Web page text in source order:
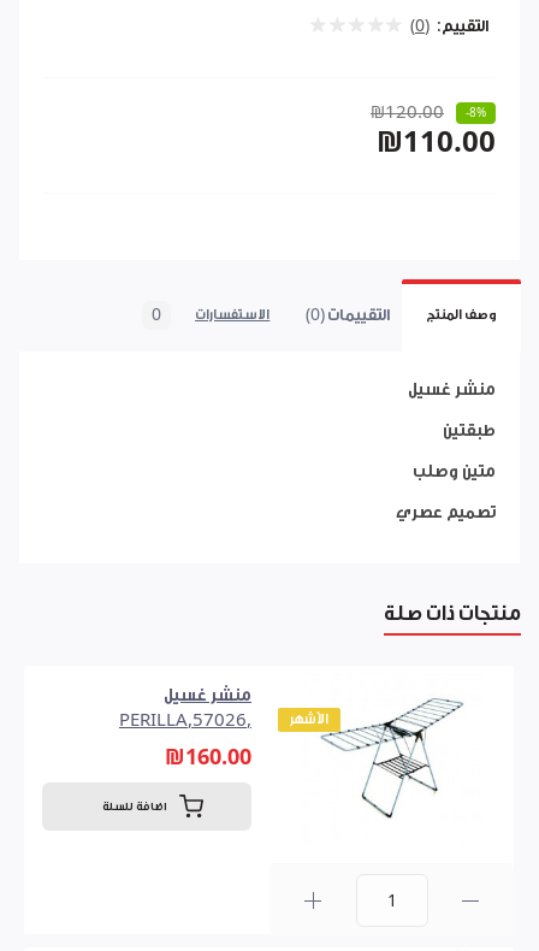
التقييم: (0)
₪120.00 -8%
₪110.00
وصف المنتج التقييمات (0) الاستفسارات 0
منشر غسيل
طبقتين
متين وصلب
تصميم عصري
منتجات ذات صلة
الأشهر
منشر غسيل
,57026,PERILLA
₪160.00
اضافة للسلة